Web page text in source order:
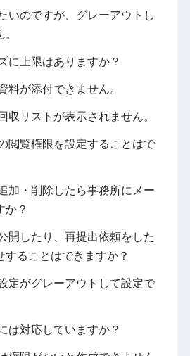
いのですが、グレーアウトし
に上限はありますか？
料が添付できません。
収リストが表示されません。
閲覧権限を設定することはで
加・削除したら事務所にメー
か？
開したり、再提出依頼をした
することはできますか？
定がグレーアウトして設定で
は対応していますか？